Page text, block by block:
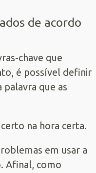
de acordo
chave que
é possível definir
palavra que as
na hora certa.
em usar a
Afinal, como